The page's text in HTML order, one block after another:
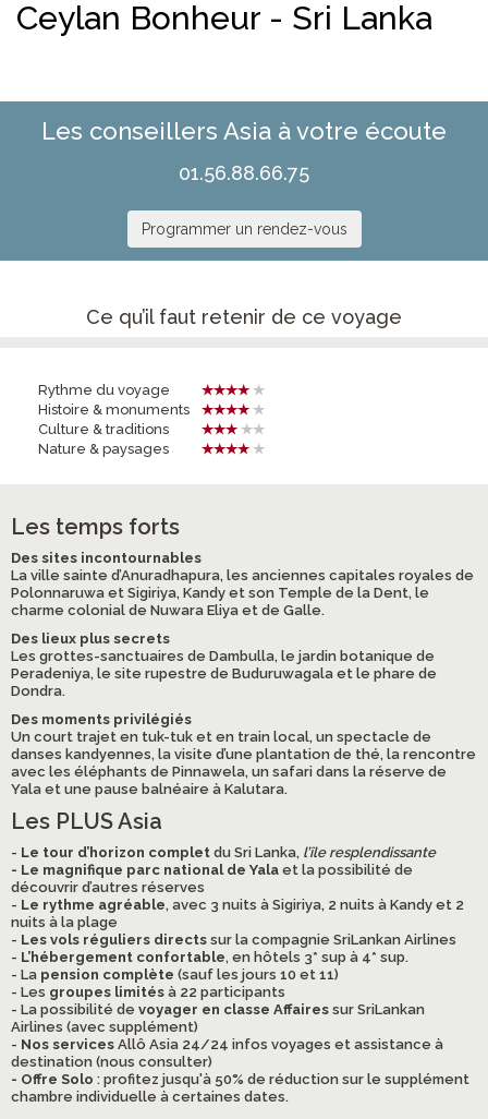
Ceylan Bonheur - Sri Lanka
Les conseillers Asia à votre écoute
01.56.88.66.75
Programmer un rendez-vous
Ce qu’il faut retenir de ce voyage
Rythme du voyage
Histoire & monuments
Culture & traditions
Nature & paysages
Les temps forts
Des sites incontournables
La ville sainte d’Anuradhapura, les anciennes capitales royales de
Polonnaruwa et Sigiriya, Kandy et son Temple de la Dent, le
charme colonial de Nuwara Eliya et de Galle.
Des lieux plus secrets
Les grottes-sanctuaires de Dambulla, le jardin botanique de
Peradeniya, le site rupestre de Buduruwagala et le phare de
Dondra.
Des moments privilégiés
Un court trajet en tuk-tuk et en train local, un spectacle de
danses kandyennes, la visite d’une plantation de thé, la rencontre
avec les éléphants de Pinnawela, un safari dans la réserve de
Yala et une pause balnéaire à Kalutara.
Les PLUS Asia
- Le tour d’horizon complet du Sri Lanka, l’île resplendissante
- Le magnifique parc national de Yala et la possibilité de
découvrir d’autres réserves
- Le rythme agréable, avec 3 nuits à Sigiriya, 2 nuits à Kandy et 2
nuits à la plage
- Les vols réguliers directs sur la compagnie SriLankan Airlines
- L’hébergement confortable, en hôtels 3* sup à 4* sup.
- La pension complète (sauf les jours 10 et 11)
- Les groupes limités à 22 participants
- La possibilité de voyager en classe Affaires sur SriLankan
Airlines (avec supplément)
- Nos services Allô Asia 24/24 infos voyages et assistance à
destination (nous consulter)
- Offre Solo : profitez jusqu'à 50% de réduction sur le supplément
chambre individuelle à certaines dates.